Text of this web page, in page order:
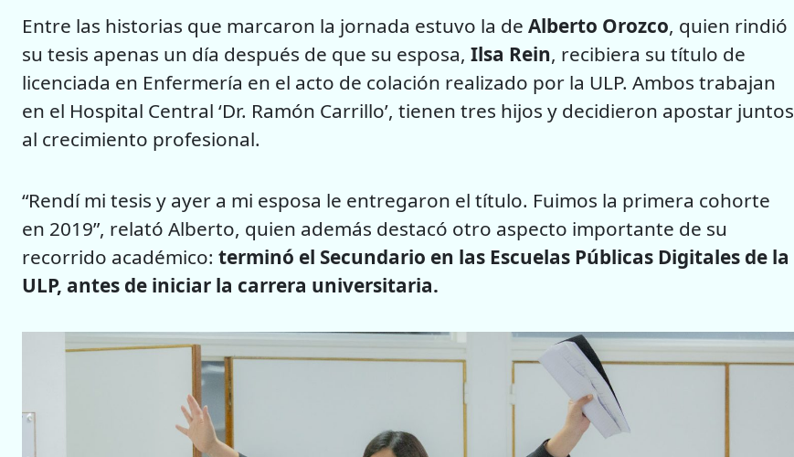
Entre las historias que marcaron la jornada estuvo la de Alberto Orozco, quien rindió
su tesis apenas un día después de que su esposa, Ilsa Rein, recibiera su título de
licenciada en Enfermería en el acto de colación realizado por la ULP. Ambos trabajan
en el Hospital Central ‘Dr. Ramón Carrillo’, tienen tres hijos y decidieron apostar juntos
al crecimiento profesional.
“Rendí mi tesis y ayer a mi esposa le entregaron el título. Fuimos la primera cohorte
en 2019”, relató Alberto, quien además destacó otro aspecto importante de su
recorrido académico: terminó el Secundario en las Escuelas Públicas Digitales de la
ULP, antes de iniciar la carrera universitaria.